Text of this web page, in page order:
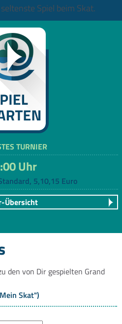
Spiel beim Skat.
TURNIER
Uhr
5,10,15 Euro
Übersicht
den von Dir gespielten Grand
Skat")